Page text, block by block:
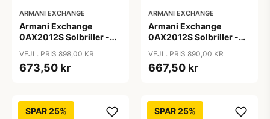
ARMANI EXCHANGE
Armani Exchange
0AX2012S Solbriller -
VEJL. PRIS 898,00 KR
673,50 kr
ARMANI EXCHANGE
Armani Exchange
0AX2012S Solbriller -
VEJL. PRIS 890,00 KR
667,50 kr
SPAR 25% SPAR 25%